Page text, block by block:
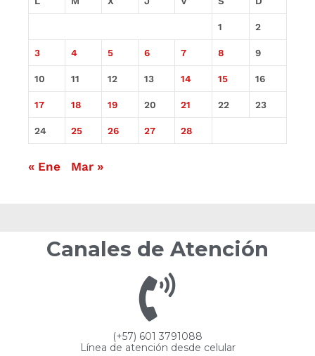
1 2
3 4 5 6 7 8 9
10 11 12 13 14 15 16
17 18 19 20 21 22 23
24 25 26 27 28
« Ene Mar »
Canales de Atención
(+57) 601 3791088
Línea de atención desde celular